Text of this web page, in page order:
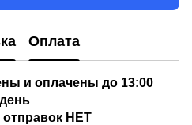
Оплата
и оплачены до 13:00
отправок НЕТ